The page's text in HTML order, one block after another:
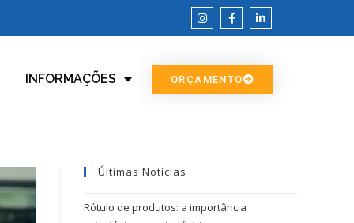
INFORMAÇÕES ORÇAMENTO
Últimas Notícias
Rótulo de produtos: a importância